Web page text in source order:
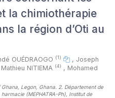
la chimiothérapie
la région d’Oti au
OUÉDRAOGO (1) , Joseph
Mathieu NITIEMA (4) , Mohamed
Legon, Ghana. 2. Département de
(MEPHATRA-Ph), Institut de